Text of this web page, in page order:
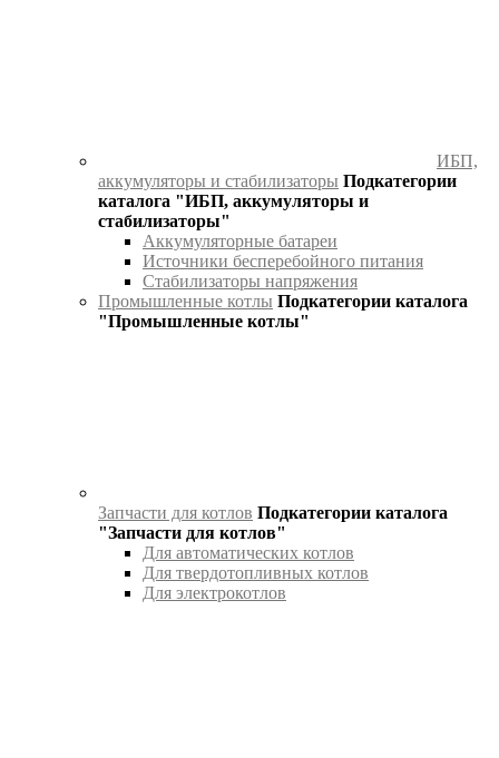
ИБП,
аккумуляторы и стабилизаторы Подкатегории
каталога "ИБП, аккумуляторы и
стабилизаторы"
Аккумуляторные батареи
Источники бесперебойного питания
Стабилизаторы напряжения
Промышленные котлы Подкатегории каталога
"Промышленные котлы"
Запчасти для котлов Подкатегории каталога
"Запчасти для котлов"
Для автоматических котлов
Для твердотопливных котлов
Для электрокотлов